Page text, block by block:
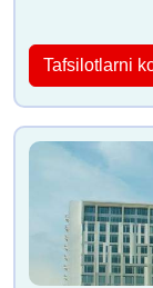
Tafsilotlarni